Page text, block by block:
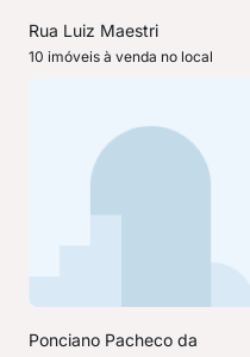
Rua Luiz Maestri
10 imóveis à venda no local
Ponciano Pacheco da